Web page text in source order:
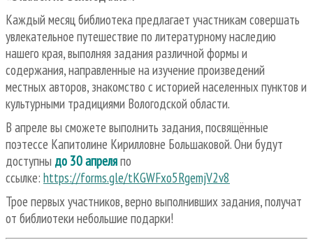
Каждый месяц библиотека предлагает участникам совершать
увлекательное путешествие по литературному наследию
нашего края, выполняя задания различной формы и
содержания, направленные на изучение произведений
местных авторов, знакомство с историей населенных пунктов и
культурными традициями Вологодской области.
В апреле вы сможете выполнить задания, посвящённые
поэтессе Капитолине Кирилловне Большаковой. Они будут
доступны до 30 апреляпо
ссылке: https://forms.gle/tKGWFxo5RgemjV2v8
Трое первых участников, верно выполнивших задания, получат
от библиотеки небольшие подарки!